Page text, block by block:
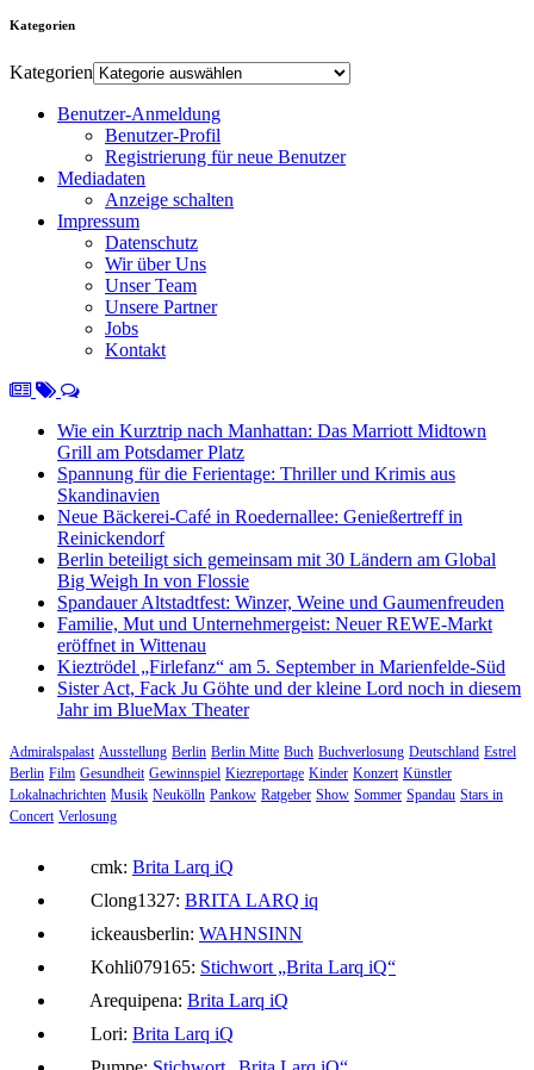
Kategorien
Kategorien
Benutzer-Anmeldung
Benutzer-Profil
Registrierung für neue Benutzer
Mediadaten
Anzeige schalten
Impressum
Datenschutz
Wir über Uns
Unser Team
Unsere Partner
Jobs
Kontakt
Wie ein Kurztrip nach Manhattan: Das Marriott Midtown
Grill am Potsdamer Platz
Spannung für die Ferientage: Thriller und Krimis aus
Skandinavien
Neue Bäckerei-Café in Roedernallee: Genießertreff in
Reinickendorf
Berlin beteiligt sich gemeinsam mit 30 Ländern am Global
Big Weigh In von Flossie
Spandauer Altstadtfest: Winzer, Weine und Gaumenfreuden
Familie, Mut und Unternehmergeist: Neuer REWE-Markt
eröffnet in Wittenau
Kieztrödel „Firlefanz“ am 5. September in Marienfelde-Süd
Sister Act, Fack Ju Göhte und der kleine Lord noch in diesem
Jahr im BlueMax Theater
Admiralspalast Ausstellung Berlin Berlin Mitte Buch Buchverlosung Deutschland Estrel
Berlin Film Gesundheit Gewinnspiel Kiezreportage Kinder Konzert Künstler
Lokalnachrichten Musik Neukölln Pankow Ratgeber Show Sommer Spandau Stars in
Concert Verlosung
cmk: Brita Larq iQ
Clong1327: BRITA LARQ iq
ickeausberlin: WAHNSINN
Kohli079165: Stichwort „Brita Larq iQ“
Arequipena: Brita Larq iQ
Lori: Brita Larq iQ